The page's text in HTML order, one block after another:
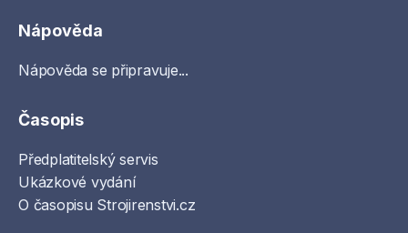
Nápověda
Nápověda se připravuje...
Časopis
Předplatitelský servis
Ukázkové vydání
O časopisu Strojirenstvi.cz